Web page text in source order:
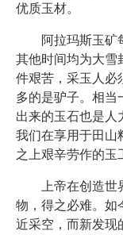
优质玉材。
阿拉玛斯玉矿每
其他时间均为大雪
件艰苦，采玉人必
多的是驴子。相当
出来的玉石也是人
我们在享用于田山
之上艰辛劳作的玉
上帝在创造世界
物，得之必难。如
近采空，而新发现